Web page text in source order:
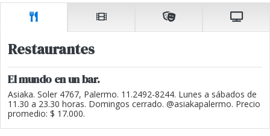
Restaurantes
El mundo en un bar.
Asiaka. Soler 4767, Palermo. 11.2492-8244. Lunes a sábados de
11.30 a 23.30 horas. Domingos cerrado. @asiakapalermo. Precio
promedio: $ 17.000.